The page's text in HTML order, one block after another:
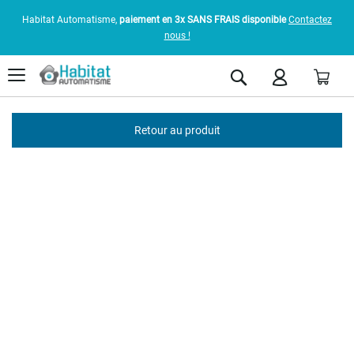
Habitat Automatisme, paiement en 3x SANS FRAIS disponible Contactez
nous !
Rechercher
Retour au produit